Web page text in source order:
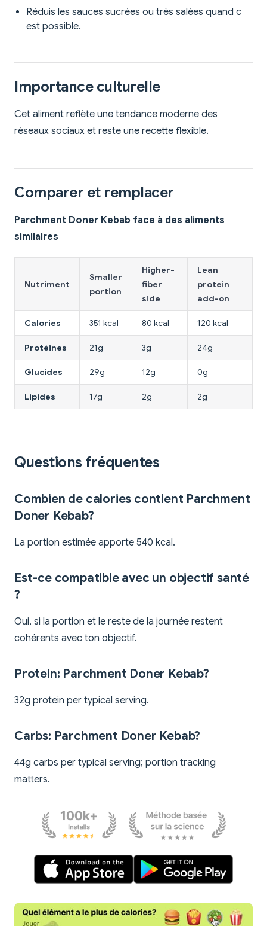
Réduis les sauces sucrées ou très salées quand c
est possible.
Importance culturelle
Cet aliment reflète une tendance moderne des
réseaux sociaux et reste une recette flexible.
Comparer et remplacer
Parchment Doner Kebab face à des aliments
similaires
Nutriment
Smaller
portion
Higher-
fiber
side
Lean
protein
add-on
Calories 351 kcal 80 kcal 120 kcal
Protéines 21g 3g 24g
Glucides 29g 12g 0g
Lipides 17g 2g 2g
Questions fréquentes
Combien de calories contient Parchment
Doner Kebab?
La portion estimée apporte 540 kcal.
Est-ce compatible avec un objectif santé
?
Oui, si la portion et le reste de la journée restent
cohérents avec ton objectif.
Protein: Parchment Doner Kebab?
32g protein per typical serving.
Carbs: Parchment Doner Kebab?
44g carbs per typical serving; portion tracking
matters.